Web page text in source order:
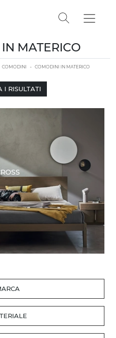
MATERICO
COMODINI - COMODINI IN MATERICO
I RISULTATI